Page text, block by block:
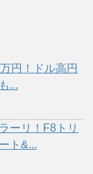
円！ドル高円
...
ーリ！F8トリ
ト&...